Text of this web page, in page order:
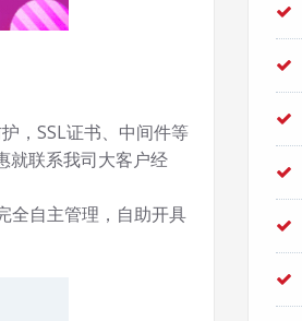
，SSL证书、中间件等
就联系我司大客户经
全自主管理，自助开具